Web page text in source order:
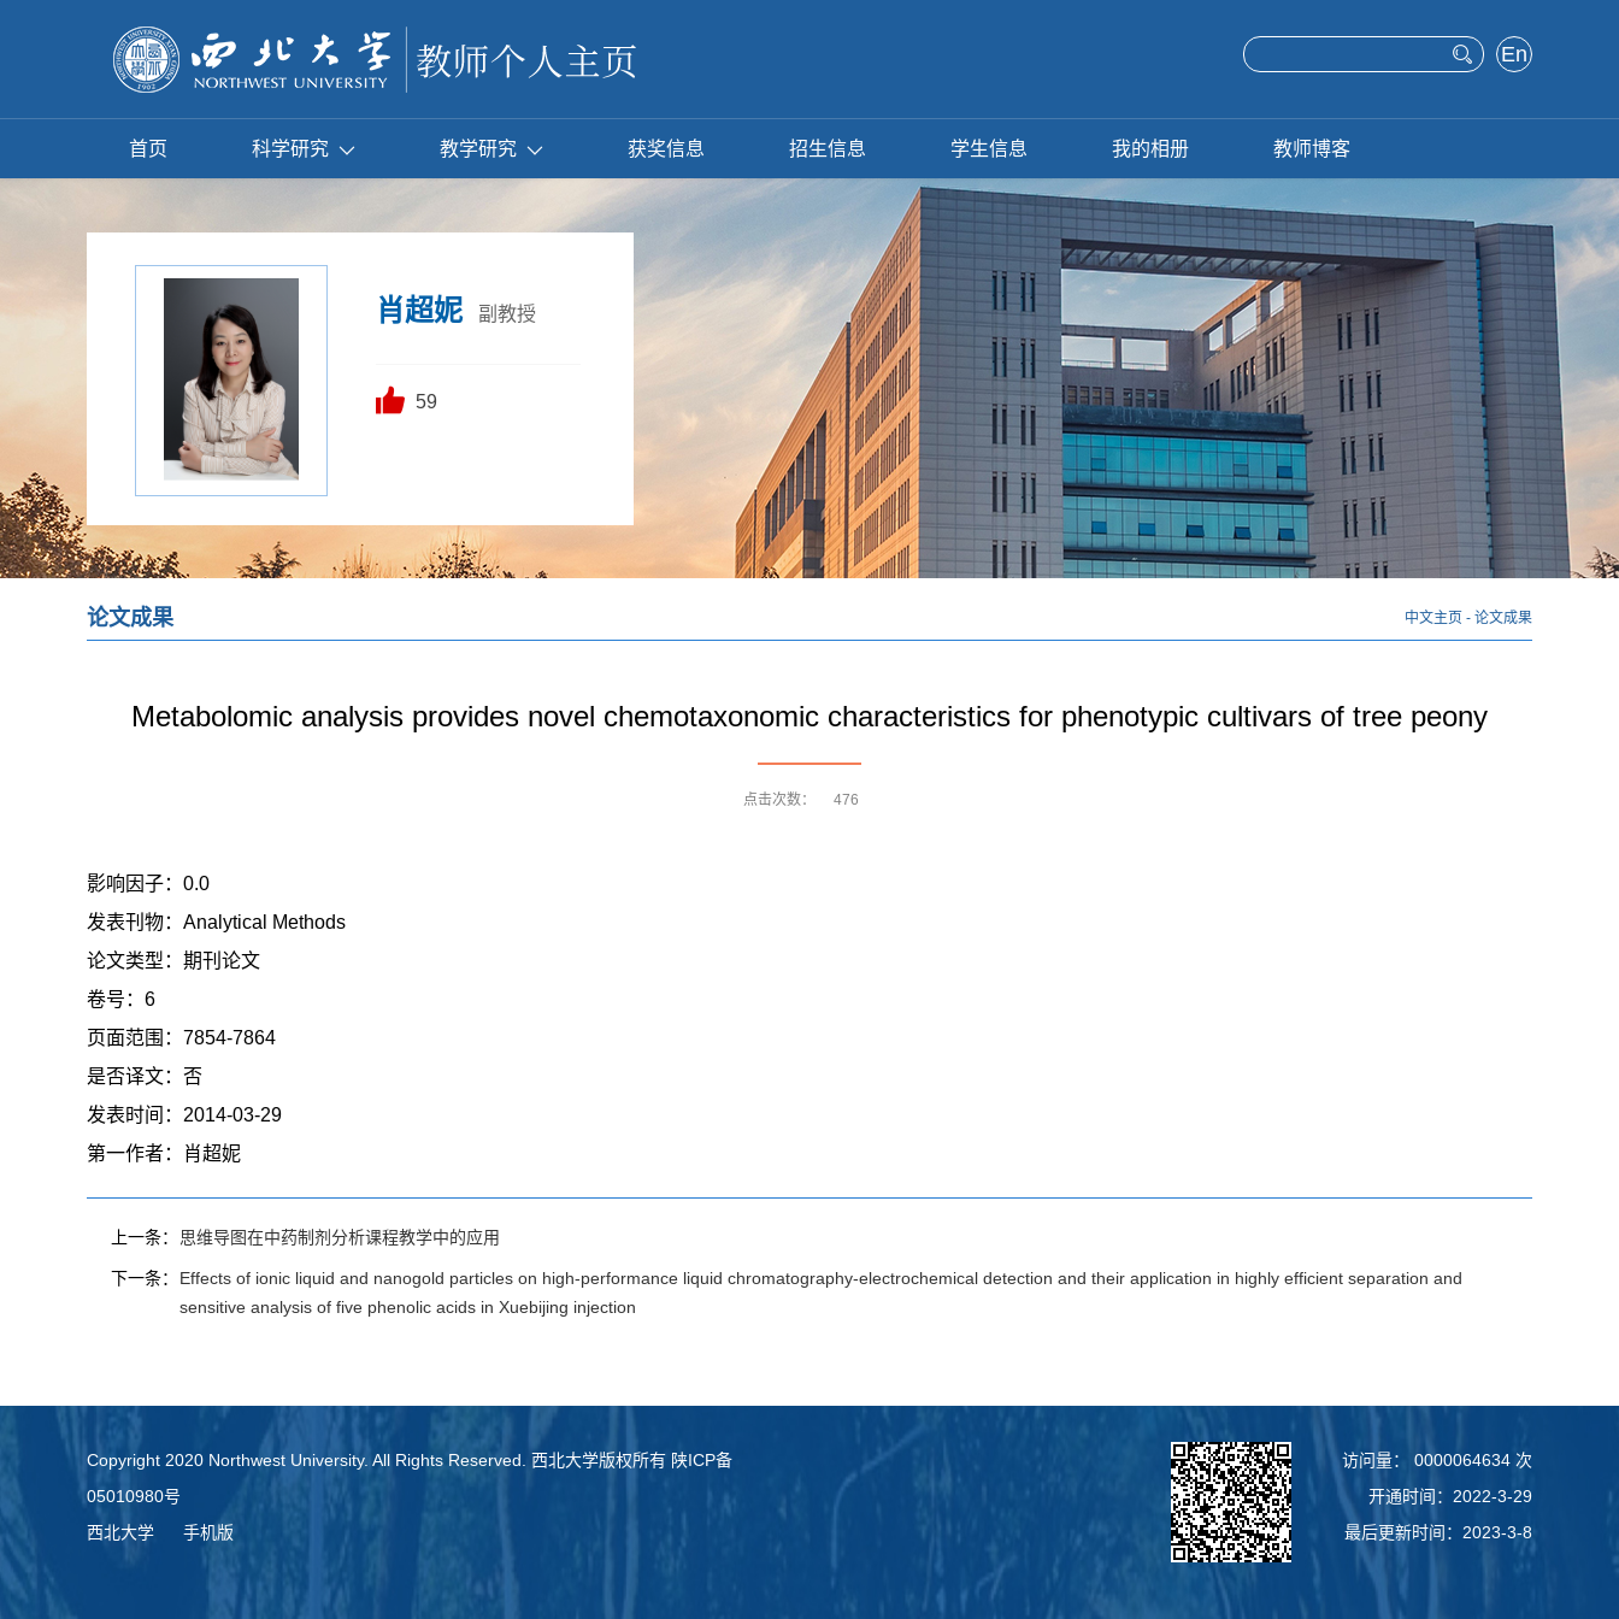
En
h
首页 科学研究 教学研究 获奖信息 招生信息 学生信息 我的相册 教师博客
肖超妮 副教授
59
论文成果 中文主页 - 论文成果
Metabolomic analysis provides novel chemotaxonomic characteristics for phenotypic cultivars of tree peony
点击次数： 476
影响因子： 0.0
发表刊物： Analytical Methods
论文类型： 期刊论文
卷号： 6
页面范围： 7854-7864
是否译文： 否
发表时间： 2014-03-29
第一作者：
肖超妮
上一条： 思维导图在中药制剂分析课程教学中的应用
下一条：
Effects of ionic liquid and nanogold particles on high-performance liquid chromatography-electrochemical detection and their application in highly efficient separation and
sensitive analysis of five phenolic acids in Xuebijing injection
Copyright 2020 Northwest University. All Rights Reserved. 西北大学版权所有 陕ICP备
05010980号
西北大学
手机版
访问量： 0000064634 次
开通时间： 2022-3-29
最后更新时间： 2023-3-8